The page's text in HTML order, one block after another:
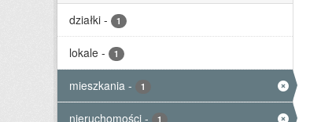
działki - 1
lokale - 1
mieszkania - 1
nieruchomości - 1